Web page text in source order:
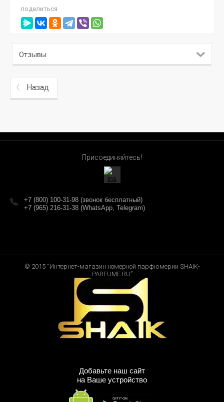
поделиться
Отзывы
Назад
Присоединяйтесь!
+7 (800) 100-31-98 (звонок бесплатный)
+7 (965) 216-31-38 (WhatsApp, Telegram)
© 2015 “Интернет-магазин номерной парфюмерии SHAIK-
PARFUME.RU”
Добавьте наш сайт
на Ваше устройство